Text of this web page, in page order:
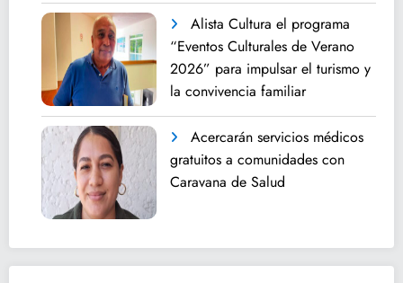
Alista Cultura el programa
“Eventos Culturales de Verano
2026” para impulsar el turismo y
la convivencia familiar
Acercarán servicios médicos
gratuitos a comunidades con
Caravana de Salud